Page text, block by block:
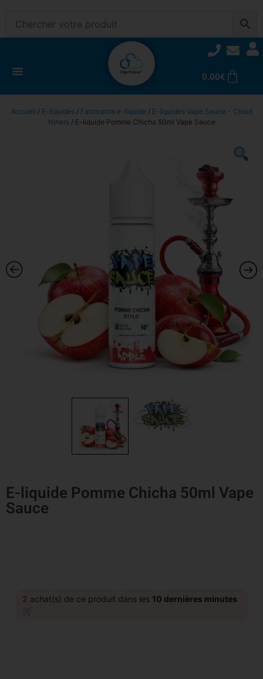
0.00€
Accueil / E-liquides/ Fabricants e-liquide / E-liquides Vape Sauce - Cloud
Niners/ E-liquide Pomme Chicha 50ml Vape Sauce
E-liquide Pomme Chicha 50ml Vape
Sauce
2 achat(s) de ce produit dans les 10 dernières minutes
🛒